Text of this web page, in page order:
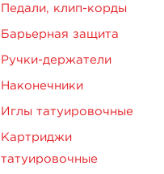
Педали, клип-корды
Барьерная защита
Ручки-держатели
Наконечники
Иглы татуировочные
Картриджи
татуировочные